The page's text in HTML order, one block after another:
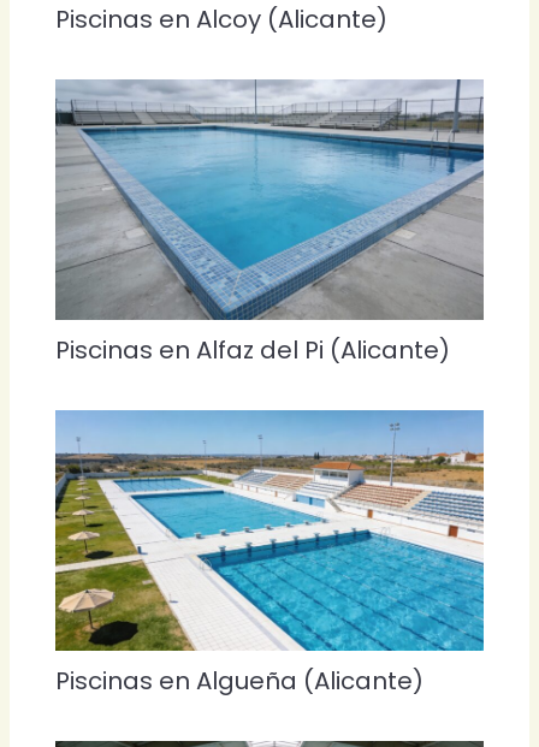
Piscinas en Alcoy (Alicante)
Piscinas en Alfaz del Pi (Alicante)
Piscinas en Algueña (Alicante)